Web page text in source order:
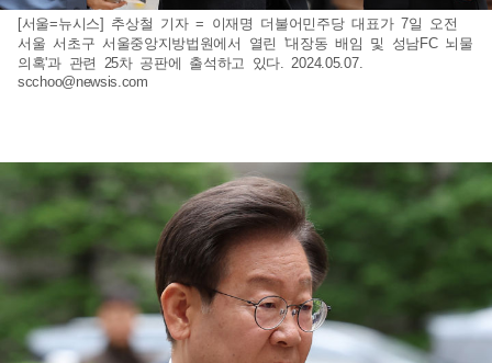
[서울=뉴시스] 추상철 기자 = 이재명 더불어민주당 대표가 7일 오전
서울 서초구 서울중앙지방법원에서 열린 '대장동 배임 및 성남FC 뇌물
의혹'과 관련 25차 공판에 출석하고 있다. 2024.05.07.
scchoo@newsis.com